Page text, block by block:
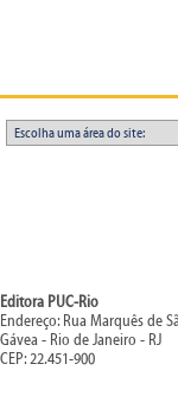
Editora PUC-Rio
Endereço: Rua Marquês de
Gávea - Rio de Janeiro - RJ
CEP: 22.451-900